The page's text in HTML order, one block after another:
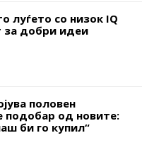
луѓето со низок IQ
за добри идеи
половен
подобар од новите:
би го купил“